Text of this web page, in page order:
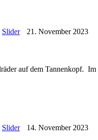
Slider 21. November 2023
auf dem Tannenkopf.
Slider 14. November 2023